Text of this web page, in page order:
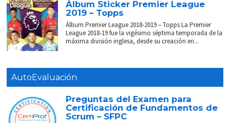
Álbum Sticker Premier League
2019 – Topps
Álbum Premier League 2018-2019 – Topps La Premier
League 2018-19 fue la vigésimo séptima temporada de la
máxima división inglesa, desde su creación en...
AutoEvaluación
Preguntas del Examen para
Certificación de Fundamentos de
Scrum – SFPC